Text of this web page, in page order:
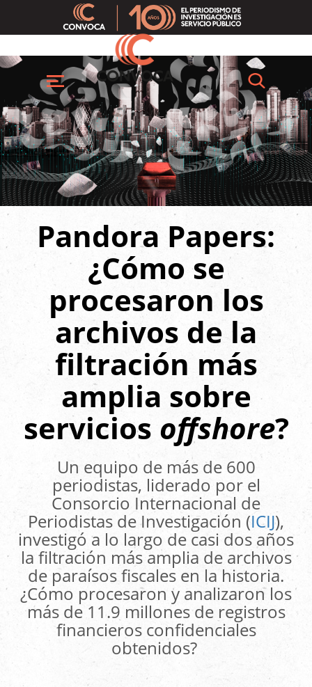
contenido
Menú Buscar
Pandora Papers:
¿Cómo se
procesaron los
archivos de la
filtración más
amplia sobre
servicios offshore?
Un equipo de más de 600
periodistas, liderado por el
Consorcio Internacional de
Periodistas de Investigación (ICIJ),
investigó a lo largo de casi dos años
la filtración más amplia de archivos
de paraísos fiscales en la historia.
¿Cómo procesaron y analizaron los
más de 11.9 millones de registros
financieros confidenciales
obtenidos?